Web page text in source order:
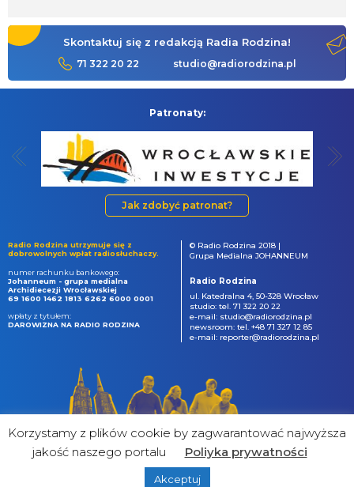
Skontaktuj się z redakcją Radia Rodzina!
71 322 20 22 studio@radiorodzina.pl
Patronaty:
Jak zdobyć patronat?
Radio Rodzina utrzymuje się z
dobrowolnych wpłat radiosłuchaczy.
numer rachunku bankowego:
Johanneum - grupa medialna
Archidiecezji Wrocławskiej
69 1600 1462 1813 6262 6000 0001
wpłaty z tytułem:
DAROWIZNA NA RADIO RODZINA
© Radio Rodzina 2018 |
Grupa Medialna JOHANNEUM
Radio Rodzina
ul. Katedralna 4, 50-328 Wrocław
studio: tel. 71 322 20 22
e-mail: studio@radiorodzina.pl
newsroom: tel. +48 71 327 12 85
e-mail: reporter@radiorodzina.pl
&
Korzystamy z plików cookie by zagwarantować najwyższa
jakość naszego portalu
Poliyka prywatności
Akceptuj